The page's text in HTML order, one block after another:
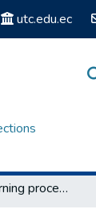
utc.edu.ec
Titulación - Carrera de Licenciatura en Inglés
The teaching learning process through sign language for english teachers at “primero de abril” high school during the academic cycle april-august 2015